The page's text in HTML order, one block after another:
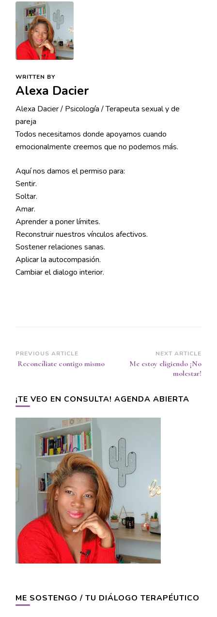
WRITTEN BY
Alexa Dacier
Alexa Dacier / Psicología / Terapeuta sexual y de
pareja
Todos necesitamos donde apoyarnos cuando
emocionalmente creemos que no podemos más.
Aquí nos damos el permiso para:
Sentir.
Soltar.
Amar.
Aprender a poner límites.
Reconstruir nuestros vínculos afectivos.
Sostener relaciones sanas.
Aplicar la autocompasión.
Cambiar el dialogo interior.
Post
Navigation
PREVIOUS ARTICLE
Reconcíliate contigo mismo
NEXT ARTICLE
Me estoy eligiendo ¡No
molestar!
¡TE VEO EN CONSULTA! AGENDA ABIERTA
ME SOSTENGO / TU DIÁLOGO TERAPÉUTICO